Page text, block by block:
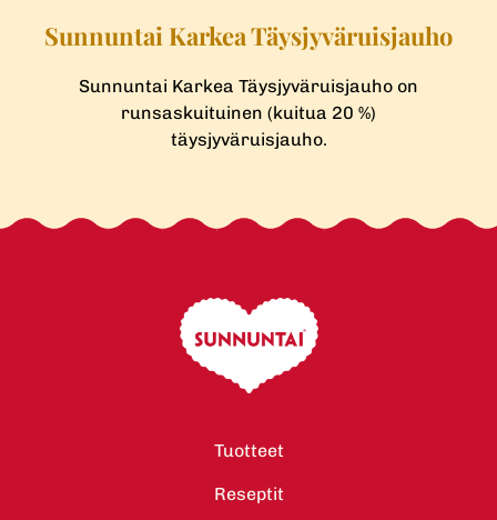
Sunnuntai Karkea Täysjyväruisjauho
Sunnuntai Karkea Täysjyväruisjauho on
runsaskuituinen (kuitua 20 %)
täysjyväruisjauho.
Tuotteet
Reseptit